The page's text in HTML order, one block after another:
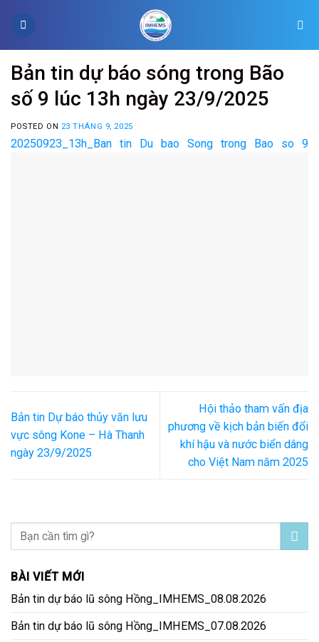
Bản tin dự báo sóng trong Bão
số 9 lúc 13h ngày 23/9/2025
POSTED ON 23 THÁNG 9, 2025
20250923_13h_Ban tin Du bao Song trong Bao so 9
Bản tin Dự báo thủy văn lưu
vực sông Kone – Hà Thanh
ngày 23/9/2025
Hội thảo tham vấn địa
phương về kịch bản biến đổi
khí hậu và nước biển dâng
cho Việt Nam năm 2025
BÀI VIẾT MỚI
Bản tin dự báo lũ sông Hồng_IMHEMS_08.08.2026
Bản tin dự báo lũ sông Hồng_IMHEMS_07.08.2026